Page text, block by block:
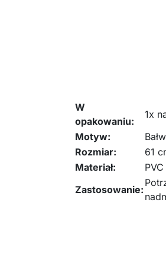
W
opakowaniu:
1x
Motyw:
Rozmiar:
61
Materiał:
PVC
Zastosowanie: